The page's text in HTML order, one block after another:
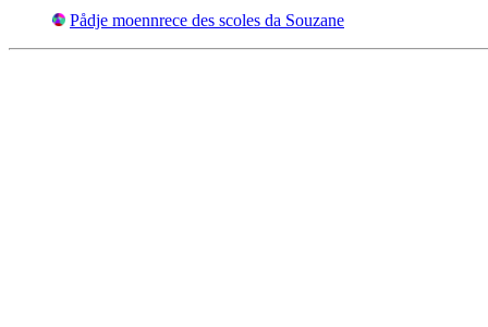
Pådje moennrece des scoles da Souzane